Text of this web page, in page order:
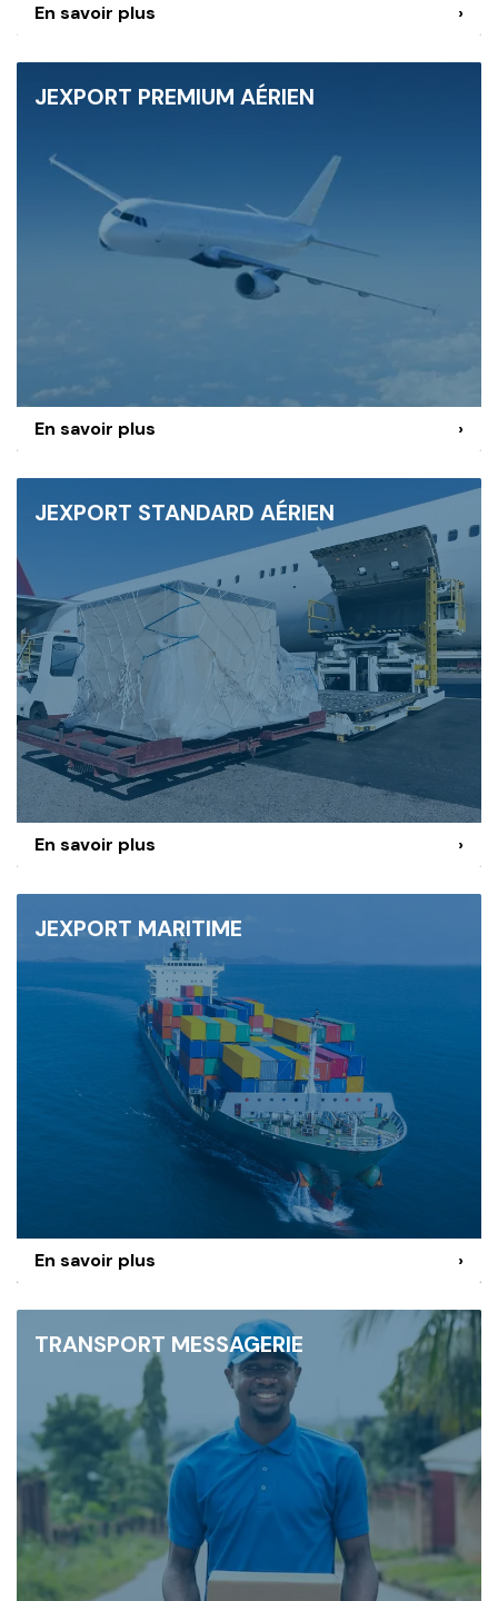
En savoir plus ›
JEXPORT PREMIUM AÉRIEN
En savoir plus ›
JEXPORT STANDARD AÉRIEN
En savoir plus ›
JEXPORT MARITIME
En savoir plus ›
TRANSPORT MESSAGERIE